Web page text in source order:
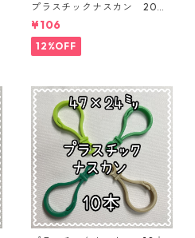
プラスチックナスカン 20本
入り【PK-20】
¥106
12%OFF